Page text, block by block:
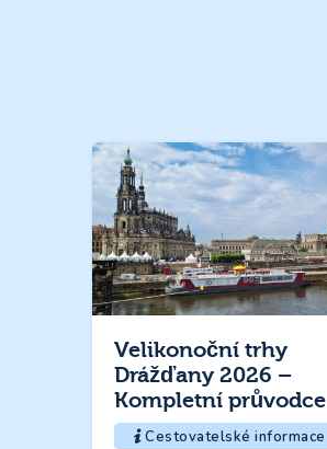
Velikonoční trhy
Drážďany 2026 –
Kompletní průvodce
Cestovatelské informace